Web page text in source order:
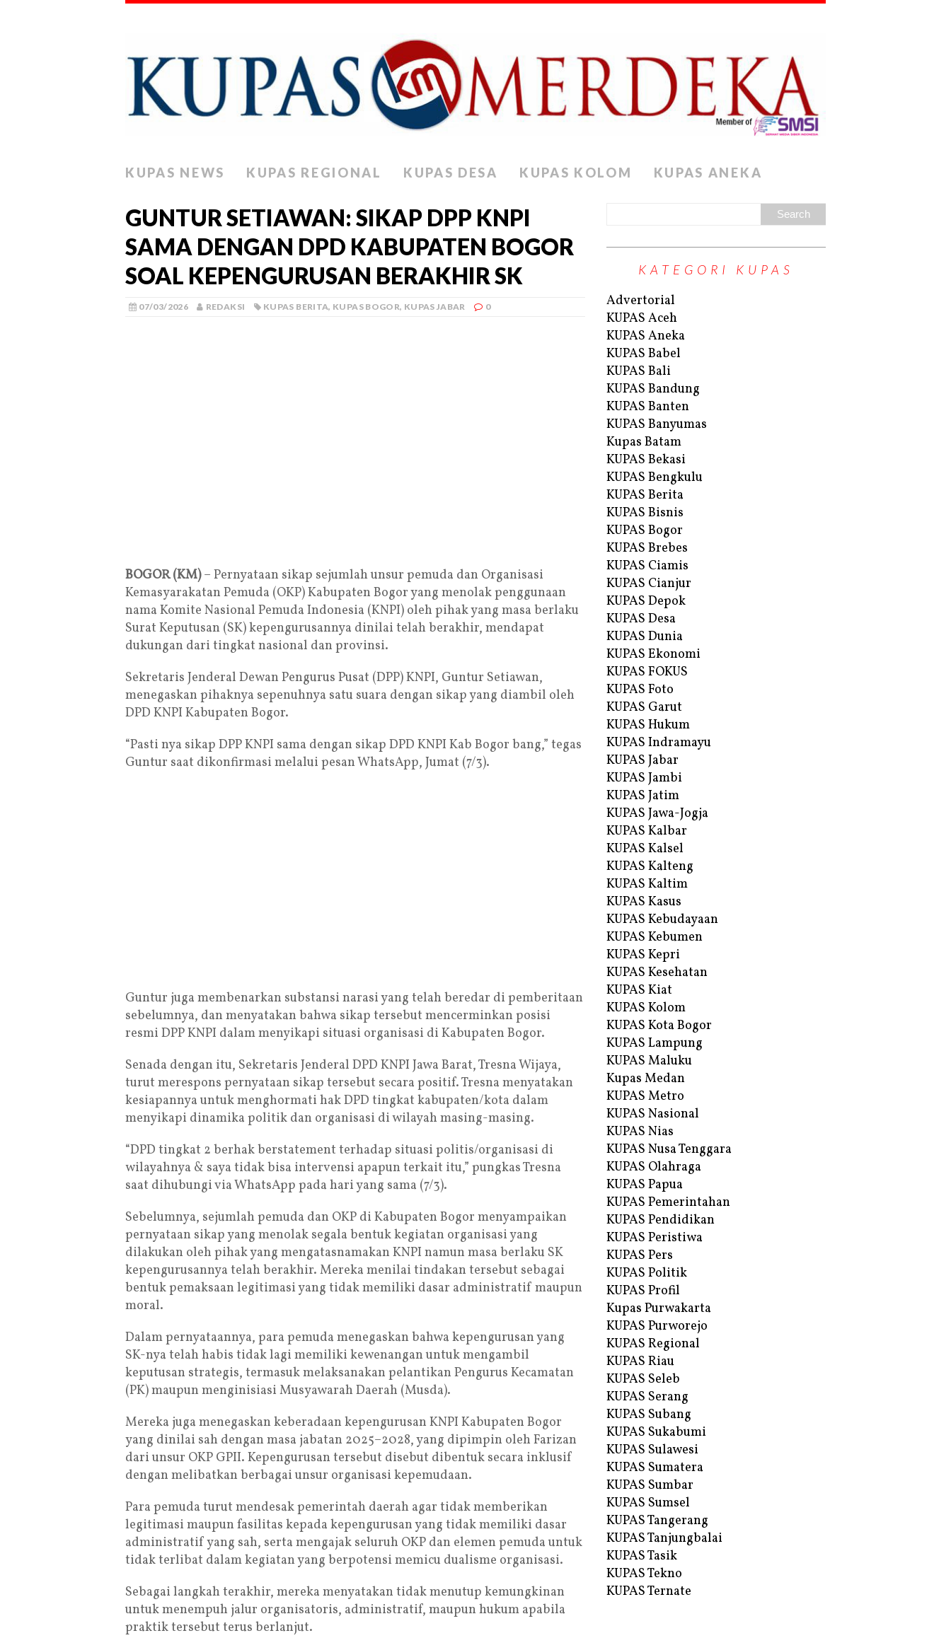
KUPAS NEWS KUPAS REGIONAL KUPAS DESA KUPAS KOLOM KUPAS ANEKA
GUNTUR SETIAWAN: SIKAP DPP KNPI
SAMA DENGAN DPD KABUPATEN BOGOR
SOAL KEPENGURUSAN BERAKHIR SK
07/03/2026 REDAKSI KUPAS BERITA, KUPAS BOGOR, KUPAS JABAR 0
BOGOR (KM)– Pernyataan sikap sejumlah unsur pemuda dan Organisasi
Kemasyarakatan Pemuda (OKP) Kabupaten Bogor yang menolak penggunaan
nama Komite Nasional Pemuda Indonesia (KNPI) oleh pihak yang masa berlaku
Surat Keputusan (SK) kepengurusannya dinilai telah berakhir, mendapat
dukungan dari tingkat nasional dan provinsi.
Sekretaris Jenderal Dewan Pengurus Pusat (DPP) KNPI, Guntur Setiawan,
menegaskan pihaknya sepenuhnya satu suara dengan sikap yang diambil oleh
DPD KNPI Kabupaten Bogor.
“Pasti nya sikap DPP KNPI sama dengan sikap DPD KNPI Kab Bogor bang,” tegas
Guntur saat dikonfirmasi melalui pesan WhatsApp, Jumat (7/3).
Guntur juga membenarkan substansi narasi yang telah beredar di pemberitaan
sebelumnya, dan menyatakan bahwa sikap tersebut mencerminkan posisi
resmi DPP KNPI dalam menyikapi situasi organisasi di Kabupaten Bogor.
Senada dengan itu, Sekretaris Jenderal DPD KNPI Jawa Barat, Tresna Wijaya,
turut merespons pernyataan sikap tersebut secara positif. Tresna menyatakan
kesiapannya untuk menghormati hak DPD tingkat kabupaten/kota dalam
menyikapi dinamika politik dan organisasi di wilayah masing-masing.
“DPD tingkat 2 berhak berstatement terhadap situasi politis/organisasi di
wilayahnya & saya tidak bisa intervensi apapun terkait itu,” pungkas Tresna
saat dihubungi via WhatsApp pada hari yang sama (7/3).
Sebelumnya, sejumlah pemuda dan OKP di Kabupaten Bogor menyampaikan
pernyataan sikap yang menolak segala bentuk kegiatan organisasi yang
dilakukan oleh pihak yang mengatasnamakan KNPI namun masa berlaku SK
kepengurusannya telah berakhir. Mereka menilai tindakan tersebut sebagai
bentuk pemaksaan legitimasi yang tidak memiliki dasar administratif maupun
moral.
Dalam pernyataannya, para pemuda menegaskan bahwa kepengurusan yang
SK-nya telah habis tidak lagi memiliki kewenangan untuk mengambil
keputusan strategis, termasuk melaksanakan pelantikan Pengurus Kecamatan
(PK) maupun menginisiasi Musyawarah Daerah (Musda).
Mereka juga menegaskan keberadaan kepengurusan KNPI Kabupaten Bogor
yang dinilai sah dengan masa jabatan 2025–2028, yang dipimpin oleh Farizan
dari unsur OKP GPII. Kepengurusan tersebut disebut dibentuk secara inklusif
dengan melibatkan berbagai unsur organisasi kepemudaan.
Para pemuda turut mendesak pemerintah daerah agar tidak memberikan
legitimasi maupun fasilitas kepada kepengurusan yang tidak memiliki dasar
administratif yang sah, serta mengajak seluruh OKP dan elemen pemuda untuk
tidak terlibat dalam kegiatan yang berpotensi memicu dualisme organisasi.
Sebagai langkah terakhir, mereka menyatakan tidak menutup kemungkinan
untuk menempuh jalur organisatoris, administratif, maupun hukum apabila
praktik tersebut terus berlanjut.
KATEGORI KUPAS
Advertorial
KUPAS Aceh
KUPAS Aneka
KUPAS Babel
KUPAS Bali
KUPAS Bandung
KUPAS Banten
KUPAS Banyumas
Kupas Batam
KUPAS Bekasi
KUPAS Bengkulu
KUPAS Berita
KUPAS Bisnis
KUPAS Bogor
KUPAS Brebes
KUPAS Ciamis
KUPAS Cianjur
KUPAS Depok
KUPAS Desa
KUPAS Dunia
KUPAS Ekonomi
KUPAS FOKUS
KUPAS Foto
KUPAS Garut
KUPAS Hukum
KUPAS Indramayu
KUPAS Jabar
KUPAS Jambi
KUPAS Jatim
KUPAS Jawa-Jogja
KUPAS Kalbar
KUPAS Kalsel
KUPAS Kalteng
KUPAS Kaltim
KUPAS Kasus
KUPAS Kebudayaan
KUPAS Kebumen
KUPAS Kepri
KUPAS Kesehatan
KUPAS Kiat
KUPAS Kolom
KUPAS Kota Bogor
KUPAS Lampung
KUPAS Maluku
Kupas Medan
KUPAS Metro
KUPAS Nasional
KUPAS Nias
KUPAS Nusa Tenggara
KUPAS Olahraga
KUPAS Papua
KUPAS Pemerintahan
KUPAS Pendidikan
KUPAS Peristiwa
KUPAS Pers
KUPAS Politik
KUPAS Profil
Kupas Purwakarta
KUPAS Purworejo
KUPAS Regional
KUPAS Riau
KUPAS Seleb
KUPAS Serang
KUPAS Subang
KUPAS Sukabumi
KUPAS Sulawesi
KUPAS Sumatera
KUPAS Sumbar
KUPAS Sumsel
KUPAS Tangerang
KUPAS Tanjungbalai
KUPAS Tasik
KUPAS Tekno
KUPAS Ternate